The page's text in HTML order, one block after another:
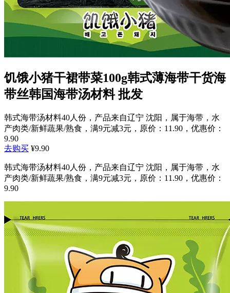
饥饿小猪干裙带菜100g韩式薄海带干货海
带丝韩国海带汤材料 批发
韩式海带汤材料40人份，产品来自辽宁 沈阳，属于海带，水
产肉类/新鲜蔬果/熟食，满9元减3元，原价：11.90，优惠价：
9.90
去购买 ¥9.90
韩式海带汤材料40人份，产品来自辽宁 沈阳，属于海带，水
产肉类/新鲜蔬果/熟食，满9元减3元，原价：11.90，优惠价：
9.90